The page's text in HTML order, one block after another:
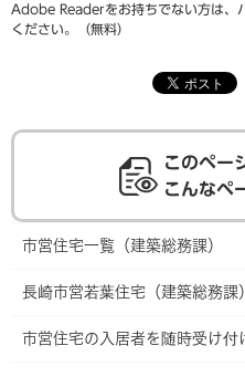
Adobe Readerをお持ちでない方は、
ください。（無料）
このペー
こんなペ
市営住宅一覧（建築総務課）
長崎市営若葉住宅（建築総務課）
市営住宅の入居者を随時受け付